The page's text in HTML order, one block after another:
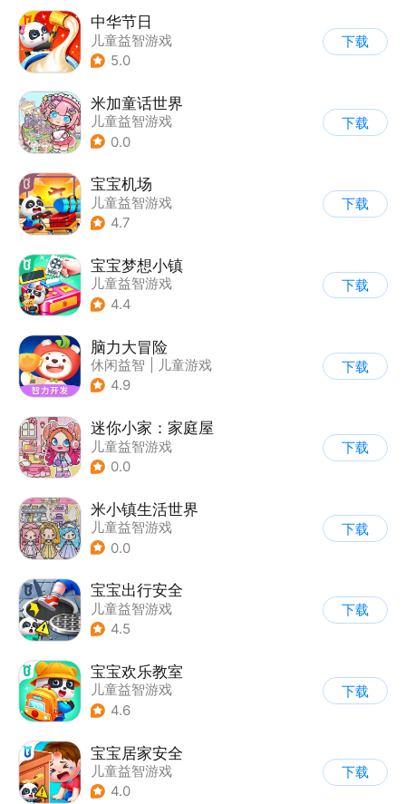
中华节日
儿童益智游戏
5.0
下载
米加童话世界
儿童益智游戏
0.0
下载
宝宝机场
儿童益智游戏
4.7
下载
宝宝梦想小镇
儿童益智游戏
4.4
下载
脑力大冒险
休闲益智
儿童游戏
| 卡通
4.9
下载
迷你小家：家庭屋
儿童益智游戏
0.0
下载
米小镇生活世界
儿童益智游戏
0.0
下载
宝宝出行安全
儿童益智游戏
4.5
下载
宝宝欢乐教室
儿童益智游戏
4.6
下载
宝宝居家安全
儿童益智游戏
4.0
下载